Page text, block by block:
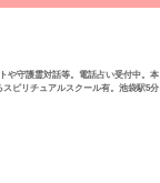
や守護霊対話等。電話占い受付中。本
スピリチュアルスクール有。池袋駅5分